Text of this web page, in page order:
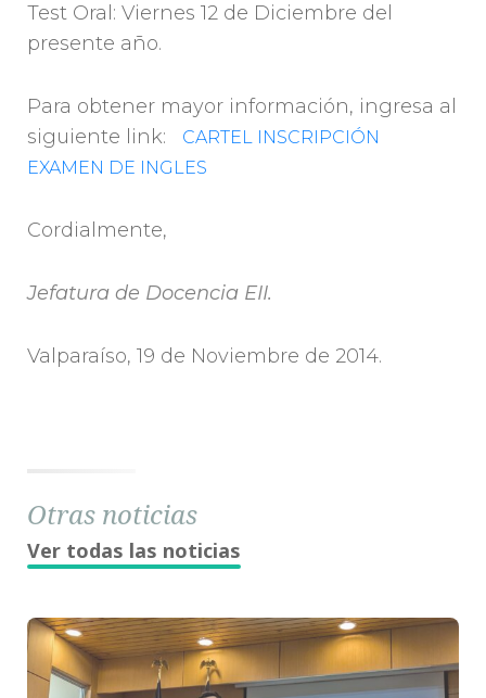
Test Oral: Viernes 12 de Diciembre del
presente año.
Para obtener mayor información, ingresa al
siguiente link:
CARTEL INSCRIPCIÓN
EXAMEN DE INGLES
Cordialmente,
Jefatura de Docencia EII.
Valparaíso, 19 de Noviembre de 2014.
Otras noticias
Ver todas las noticias